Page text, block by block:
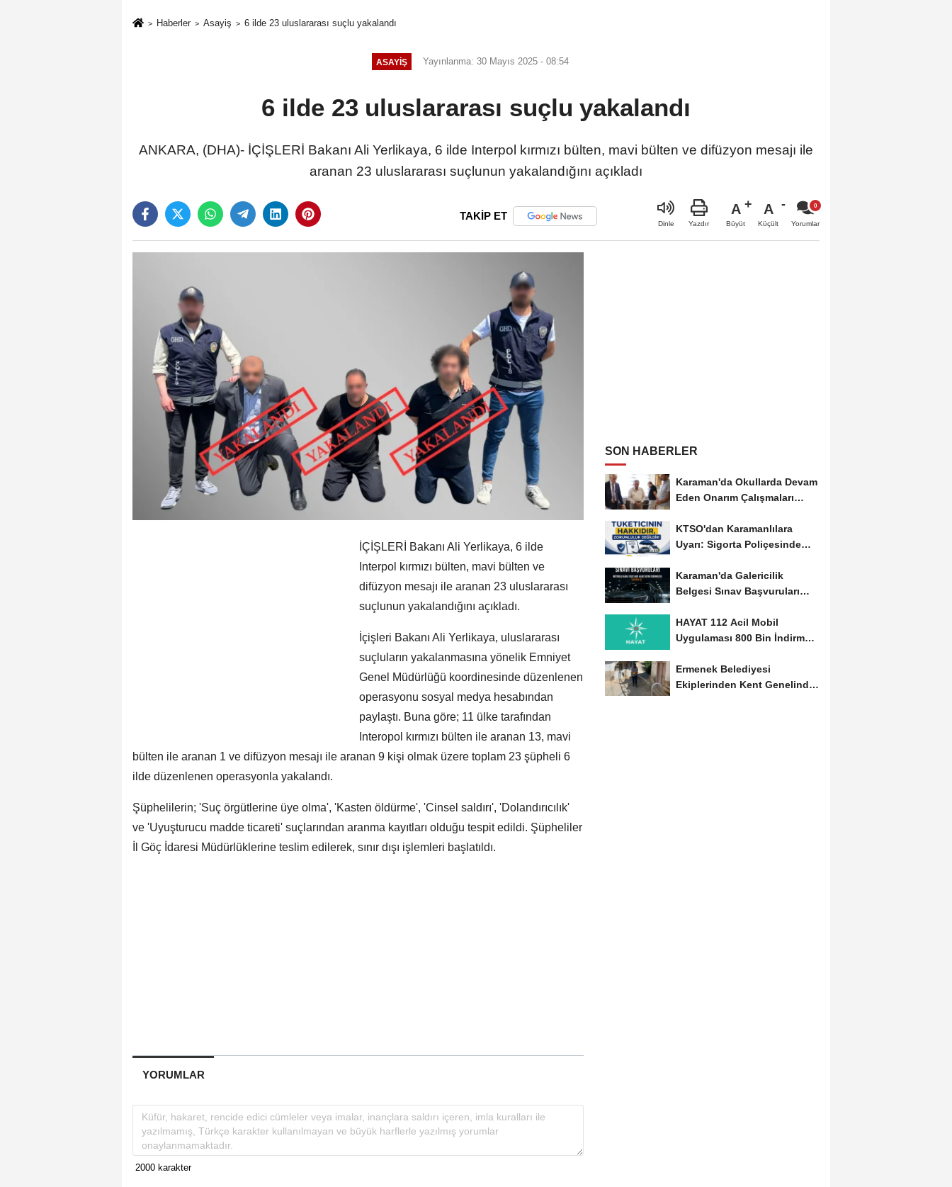
Haberler Asayiş 6 ilde 23 uluslararası suçlu yakalandı
ASAYIŞ Yayınlanma: 30 Mayıs 2025 - 08:54
6 ilde 23 uluslararası suçlu yakalandı
ANKARA, (DHA)- İÇİŞLERİ Bakanı Ali Yerlikaya, 6 ilde Interpol kırmızı bülten, mavi bülten ve difüzyon mesajı ile
aranan 23 uluslararası suçlunun yakalandığını açıkladı
TAKİP ET
Dinle Yazdır
A
Büyüt
A
Küçült Yorumlar
İÇİŞLERİ Bakanı Ali Yerlikaya, 6 ilde
Interpol kırmızı bülten, mavi bülten ve
difüzyon mesajı ile aranan 23 uluslararası
suçlunun yakalandığını açıkladı.
İçişleri Bakanı Ali Yerlikaya, uluslararası
suçluların yakalanmasına yönelik Emniyet
Genel Müdürlüğü koordinesinde düzenlenen
operasyonu sosyal medya hesabından
paylaştı. Buna göre; 11 ülke tarafından
Interopol kırmızı bülten ile aranan 13, mavi
bülten ile aranan 1 ve difüzyon mesajı ile aranan 9 kişi olmak üzere toplam 23 şüpheli 6
ilde düzenlenen operasyonla yakalandı.
Şüphelilerin; 'Suç örgütlerine üye olma', 'Kasten öldürme', 'Cinsel saldırı', 'Dolandırıcılık'
ve 'Uyuşturucu madde ticareti' suçlarından aranma kayıtları olduğu tespit edildi. Şüpheliler
İl Göç İdaresi Müdürlüklerine teslim edilerek, sınır dışı işlemleri başlatıldı.
YORUMLAR
SON HABERLER
Karaman'da Okullarda Devam
Eden Onarım Çalışmaları
KTSO'dan Karamanlılara
Uyarı: Sigorta Poliçesinde
Karaman'da Galericilik
Belgesi Sınav Başvuruları
HAYAT 112 Acil Mobil
Uygulaması 800 Bin İndirmeyi
Ermenek Belediyesi
Ekiplerinden Kent Genelinde